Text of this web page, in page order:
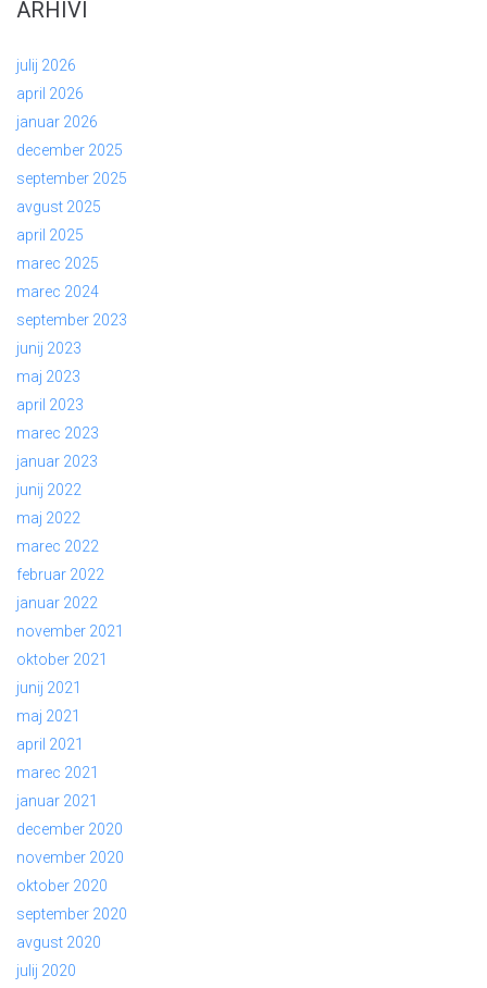
ARHIVI
julij 2026
april 2026
januar 2026
december 2025
september 2025
avgust 2025
april 2025
marec 2025
marec 2024
september 2023
junij 2023
maj 2023
april 2023
marec 2023
januar 2023
junij 2022
maj 2022
marec 2022
februar 2022
januar 2022
november 2021
oktober 2021
junij 2021
maj 2021
april 2021
marec 2021
januar 2021
december 2020
november 2020
oktober 2020
september 2020
avgust 2020
julij 2020